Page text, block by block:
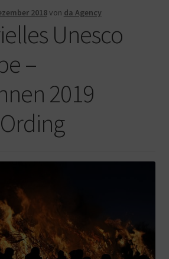
2018von da Agency
Unesco
–
2019